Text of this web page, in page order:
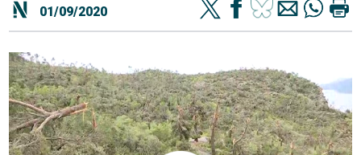
01/09/2020